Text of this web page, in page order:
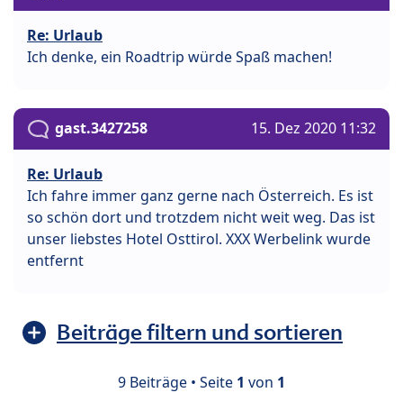
Re: Urlaub
Ich denke, ein Roadtrip würde Spaß machen!
gast.3427258 15. Dez 2020 11:32
Re: Urlaub
Ich fahre immer ganz gerne nach Österreich. Es ist
so schön dort und trotzdem nicht weit weg. Das ist
unser liebstes Hotel Osttirol. XXX Werbelink wurde
entfernt
Beiträge filtern und sortieren
9 Beiträge • Seite 1 von 1